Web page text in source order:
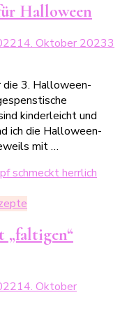
Halloween
14. Oktober 20233
3. Halloween-
kinderleicht und
ich die Halloween-
mit …
„faltigen“
14. Oktober